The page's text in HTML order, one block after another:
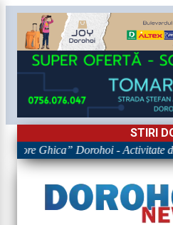
STIRI
Ghica” Dorohoi - Activitate